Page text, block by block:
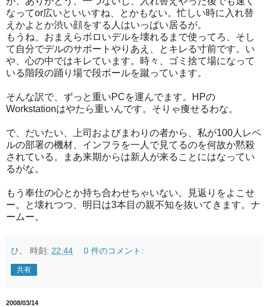
なってor広いといいすね、とかもない。忙しい時に入れ替
えかよとか渋い顔をする人はいっぱい居るが。
もうね、おまえらボロいデルを壊れるまで使ってろ、そし
て自分でデルのサポートやりあえ、とキレる寸前です。い
や、心の中ではキレています。時々、ゴミ捨て場になって
いる階段の踊り場で段ボールを蹴っています。
そんな訳で、ずっと重いPCを運んでます。HPの
Workstationはやたら重いんです。そりゃ痩せるわな。
で、だいたい、上司およびまわりの者から、私が100人レベ
ルの部署の機材、インフラを一人で見てるのを何故か黙殺
されている。まあ来期からは新人が来ることにはなってい
るがな。
もう奉仕の心とか持ち合わせちゃいない。見返りをよこせ
ー。と壊れつつ、明日は3本目の親不知を抜いてきます。ナ
ームー。
ひ。 時刻: 22:44 0 件のコメント:
共有
2008/03/14